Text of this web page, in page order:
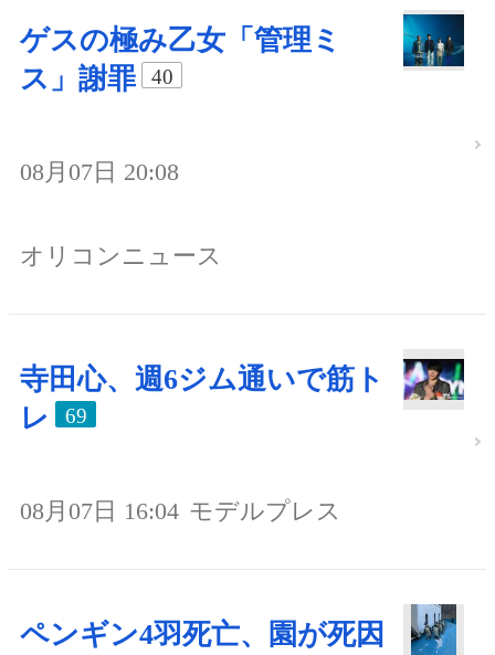
ゲスの極み乙女「管理ミ
ス」謝罪
40
08月07日 20:08
オリコンニュース
寺田心、週6ジム通いで筋ト
レ
69
08月07日 16:04 モデルプレス
ペンギン4羽死亡、園が死因